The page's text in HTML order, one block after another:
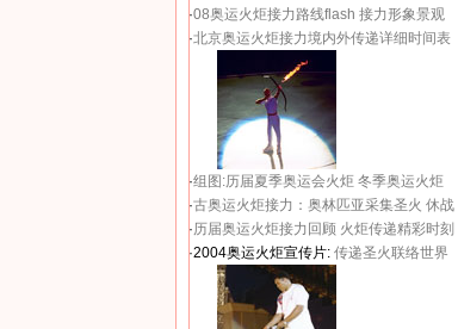
·08奥运火炬接力路线flash 接力形象景观
·北京奥运火炬接力境内外传递详细时间表
·组图:历届夏季奥运会火炬 冬季奥运火炬
·古奥运火炬接力：奥林匹亚采集圣火 休战
·历届奥运火炬接力回顾 火炬传递精彩时刻
·2004奥运火炬宣传片: 传递圣火联络世界